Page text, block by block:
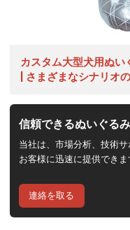
カスタム大型犬用ぬ
| さまざまなシナリオ
信頼できるぬいぐる
当社は、市場分析、技術
お客様に迅速に提供できま
連絡を取る